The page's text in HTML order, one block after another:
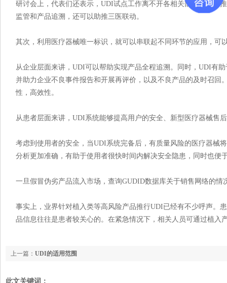
研讨会上，代表们还表示，UDI试点工作离不开各相关部门的共同
监管和产品追溯，还可以助推三医联动。
其次，利用医疗器械唯一标识，就可以串联起不同环节的应用，可
从企业层面来讲，UDI可以帮助实现产品全程追溯。同时，UDI有
并助力企业不良事件报告和开展再评价，以及不良产品的及时召
性，高效性。
从患者层面来讲，UDI系统能够提高用户的安全、新型医疗器械售
考虑到使用者的安全，当UDI系统完备后，有质量风险的医疗器械
分析更加准确，有助于使用者很快时间内解决安全隐患，同时也便
一旦假冒伪劣产品流入市场，查询GUDID数据库关于销售网络的情
事实上，业界针对植入类等高风险产品推行UDI已经有不少呼声。
品信息往往是患者较关心的。在紧急情况下，相关人员可通过植入
上一篇： UDI的适用范围
此文关键词：